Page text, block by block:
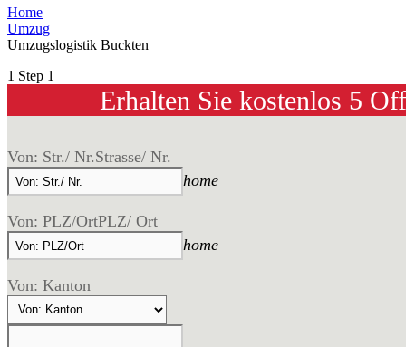
Home
Umzug
Umzugslogistik Buckten
1 Step 1
Erhalten Sie kostenlos 5
Von: Str./ Nr.Strasse/ Nr.
home
Von: PLZ/OrtPLZ/ Ort
home
Von: Kanton